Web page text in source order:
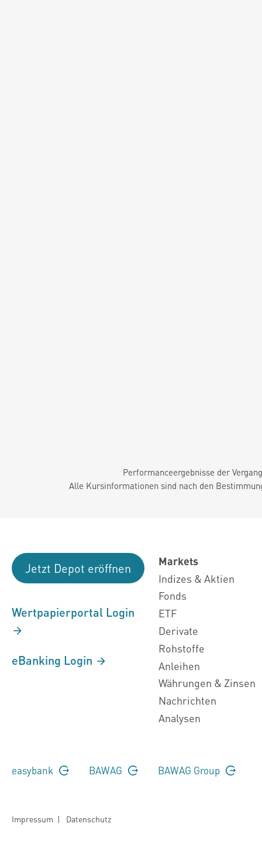
Performanceergebnisse der
Alle Kursinformationen sind nach den
Jetzt Depot eröffnen
Wertpapierportal Login
eBanking Login
Markets
Indizes & Aktien
Fonds
ETF
Derivate
Rohstoffe
Anleihen
Währungen & Zinsen
Nachrichten
Analysen
easybank BAWAG BAWAG Group
Impressum | Datenschutz